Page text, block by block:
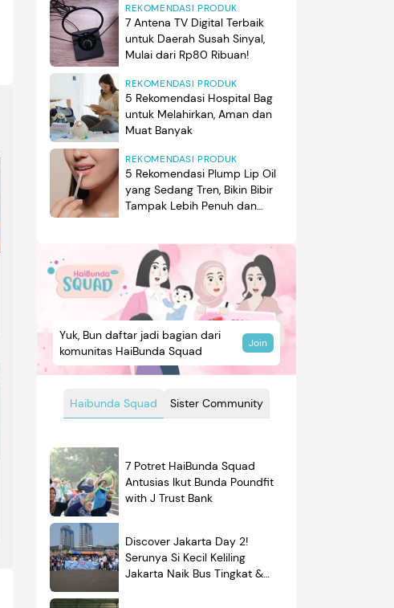
REKOMENDASI PRODUK
7 Antena TV Digital Terbaik
untuk Daerah Susah Sinyal,
Mulai dari Rp80 Ribuan!
REKOMENDASI PRODUK
5 Rekomendasi Hospital Bag
untuk Melahirkan, Aman dan
Muat Banyak
REKOMENDASI PRODUK
5 Rekomendasi Plump Lip Oil
yang Sedang Tren, Bikin Bibir
Tampak Lebih Penuh dan
Haibunda Squad Sister Community
Yuk, Bun daftar jadi bagian dari
komunitas HaiBunda Squad
Join
7 Potret HaiBunda Squad
Antusias Ikut Bunda Poundfit
with J Trust Bank
Discover Jakarta Day 2!
Serunya Si Kecil Keliling
Jakarta Naik Bus Tingkat &